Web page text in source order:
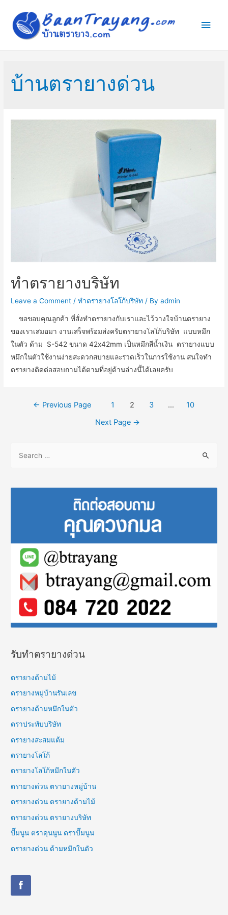
Main
บ้านตรายางด่วน
ทำตรายางบริษัท
Leave a Comment /ทำตรายางโลโก้บริษัท / Byadmin
ขอขอบคุณลูกค้า ที่สั่งทำตรายางกับเราและไว้วางใจบ้านตรายาง
ของเราเสมอมา งานเสร็จพร้อมส่งครับตรายางโลโก้บริษัท แบบหมึก
ในตัว ด้าม S-542 ขนาด 42x42mm เป็นหมึกสีน้ำเงิน ตรายางแบบ
หมึกในตัวใช้งานง่ายสะดวกสบายและรวดเร็วในการใช้งาน สนใจทำ
ตรายางติดต่อสอบถามได้ตามที่อยู่ด้านล่างนี้ได้เลยครับ
Posts← Previous Page 1 2 3 …
10
Next Page →
r
o
รับทำตรายางด่วน
ตรายางด้ามไม้
ตรายางหมู่บ้านรันเลข
ตรายางด้ามหมึกในตัว
ตราประทับบริษัท
ตรายางสะสมแต้ม
ตรายางโลโก้
ตรายางโลโก้หมึกในตัว
ตรายางด่วน ตรายางหมู่บ้าน
ตรายางด่วน ตรายางด้ามไม้
ตรายางด่วน ตรายางบริษัท
ปั๊มนูน ตราดุนนูน ตราปั๊มนูน
ตรายางด่วน ด้ามหมึกในตัว